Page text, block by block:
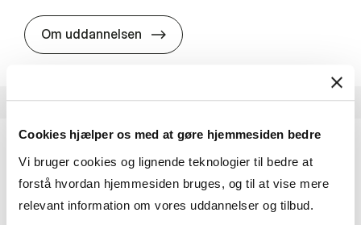
Cookies hjælper os med at gøre hjemmesiden bedre
Vi bruger cookies og lignende teknologier til bedre at
forstå hvordan hjemmesiden bruges, og til at vise mere
relevant information om vores uddannelser og tilbud.
Om uddannelsen HA i pro­jekt­le­del­se
HA(fil.) - erhvervs­økonomi og fi­lo­so­fi
virksomheder møder i vores komplekse verden.